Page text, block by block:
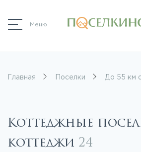
Меню
Главная Поселки До 55 км
Коттеджные
коттеджи 24